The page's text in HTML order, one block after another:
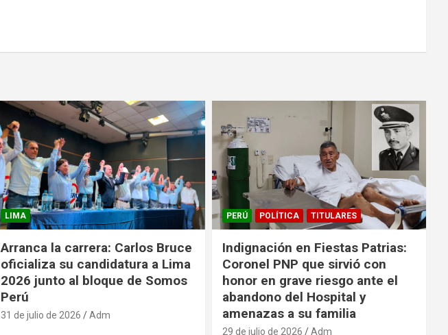
LIMA
Arranca la carrera: Carlos Bruce
oficializa su candidatura a Lima
2026 junto al bloque de Somos
Perú
31 de julio de 2026 Adm
PERÚ POLÍTICA TITULARES
Indignación en Fiestas Patrias:
Coronel PNP que sirvió con
honor en grave riesgo ante el
abandono del Hospital y
amenazas a su familia
29 de julio de 2026 Adm